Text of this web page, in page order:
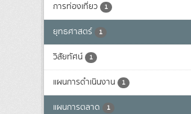
การท่องเที่ยว 1
ยุทธศาสตร์ 1
วิสัยทัศน์ 1
แผนการดำเนินงาน 1
แผนการตลาด 1